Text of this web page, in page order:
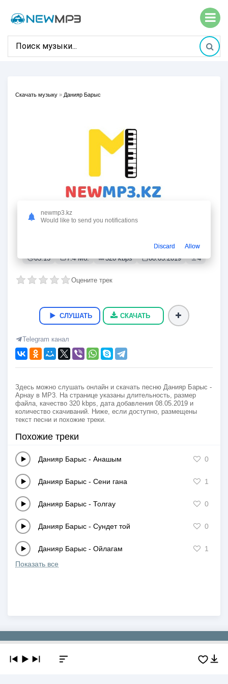
Скачать музыку » Данияр Барыс
03:13 7.4 Мб. 320 kbps 08.05.2019 4
Оцените трек
СЛУШАТЬ СКАЧАТЬ
Telegram канал
Здесь можно слушать онлайн и скачать песню Данияр Барыс -
Арнау в MP3. На странице указаны длительность, размер
файла, качество 320 kbps, дата добавления 08.05.2019 и
количество скачиваний. Ниже, если доступно, размещены
текст песни и похожие треки.
Похожие треки
Данияр Барыс - Анашым 0
Данияр Барыс - Сени гана 1
Данияр Барыс - Толгау 0
Данияр Барыс - Сундет той 0
Данияр Барыс - Ойлагам
1
Показать все
newmp3.kz
Would like to send you notifications
Discard Allow